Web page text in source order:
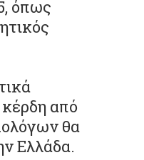
όπως
από
θα
Ελλάδα.